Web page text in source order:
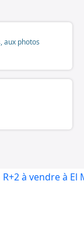
aux photos